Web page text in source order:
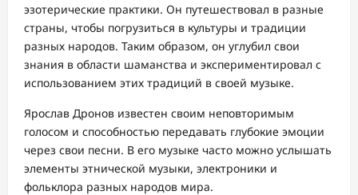
эзотерические практики. Он путешествовал в разные
страны, чтобы погрузиться в культуры и традиции
разных народов. Таким образом, он углубил свои
знания в области шаманства и экспериментировал с
использованием этих традиций в своей музыке.
Ярослав Дронов известен своим неповторимым
голосом и способностью передавать глубокие эмоции
через свои песни. В его музыке часто можно услышать
элементы этнической музыки, электроники и
фольклора разных народов мира.